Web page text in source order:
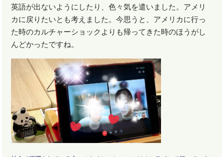
英語が出ないようにしたり、色々気を遣いました。アメリ
カに戻りたいとも考えました。今思うと、アメリカに行っ
た時のカルチャーショックよりも帰ってきた時のほうがし
んどかったですね。